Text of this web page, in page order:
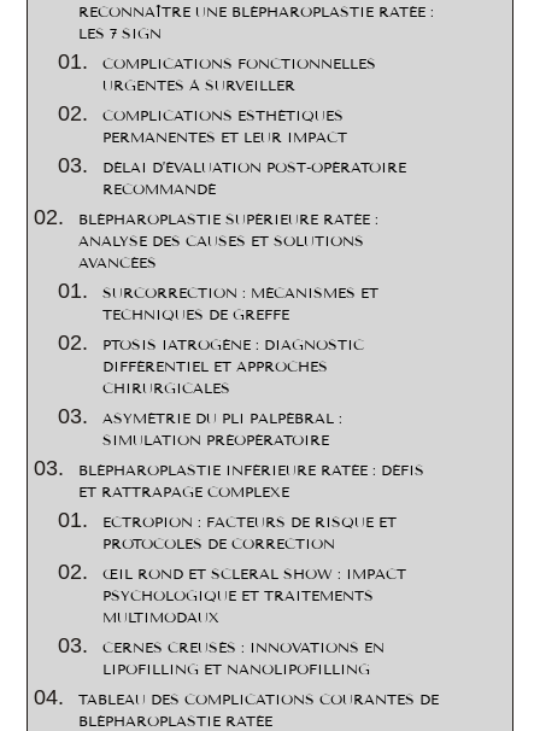
RECONNAÎTRE UNE BLÉPHAROPLASTIE RATÉE :
LES 7 SIGN
COMPLICATIONS FONCTIONNELLES
URGENTES À SURVEILLER
COMPLICATIONS ESTHÉTIQUES
PERMANENTES ET LEUR IMPACT
DÉLAI D’ÉVALUATION POST-OPÉRATOIRE
RECOMMANDÉ
BLÉPHAROPLASTIE SUPÉRIEURE RATÉE :
ANALYSE DES CAUSES ET SOLUTIONS
AVANCÉES
SURCORRECTION : MÉCANISMES ET
TECHNIQUES DE GREFFE
PTOSIS IATROGÈNE : DIAGNOSTIC
DIFFÉRENTIEL ET APPROCHES
CHIRURGICALES
ASYMÉTRIE DU PLI PALPÉBRAL :
SIMULATION PRÉOPÉRATOIRE
BLÉPHAROPLASTIE INFÉRIEURE RATÉE : DÉFIS
ET RATTRAPAGE COMPLEXE
ECTROPION : FACTEURS DE RISQUE ET
PROTOCOLES DE CORRECTION
ŒIL ROND ET SCLERAL SHOW : IMPACT
PSYCHOLOGIQUE ET TRAITEMENTS
MULTIMODAUX
CERNES CREUSÉS : INNOVATIONS EN
LIPOFILLING ET NANOLIPOFILLING
TABLEAU DES COMPLICATIONS COURANTES DE
BLÉPHAROPLASTIE RATÉE